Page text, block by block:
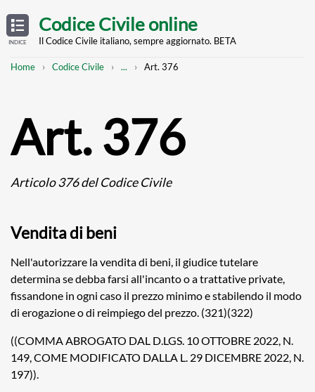
TABLE
OF
CONTENTS
INDICE
main
Codice Civile online
Il Codice Civile italiano, sempre aggiornato. BETA
Breadcrumb
Home Codice Civile
Mostra
... Art. 376
Art. 376
Articolo 376 del Codice Civile
Vendita di beni
Nell'autorizzare la vendita di beni, il giudice tutelare
determina se debba farsi all'incanto o a trattative private,
fissandone in ogni caso il prezzo minimo e stabilendo il modo
di erogazione o di reimpiego del prezzo. (321)(322)
((COMMA ABROGATO DAL D.LGS. 10 OTTOBRE 2022, N.
149, COME MODIFICATO DALLA L. 29 DICEMBRE 2022, N.
197)).